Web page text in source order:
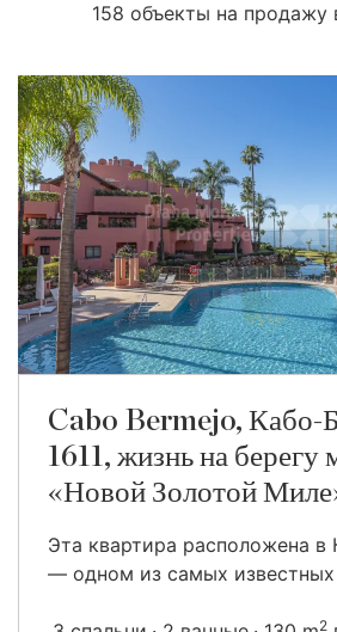
158 объекты на продажу
Cabo Bermejo, Кабо-
1611, жизнь на берегу
«Новой Золотой
Эта квартира расположена в
— одном из самых
2